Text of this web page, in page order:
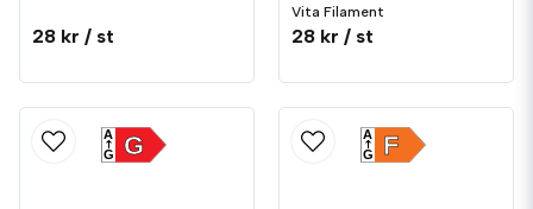
28 kr / st
Vita Filament
28 kr / st
G
A
G F
A
G